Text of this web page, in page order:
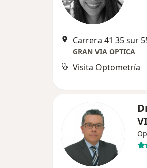
Carrera 41 35 sur
GRAN VIA OPTICA
Visita Optometría